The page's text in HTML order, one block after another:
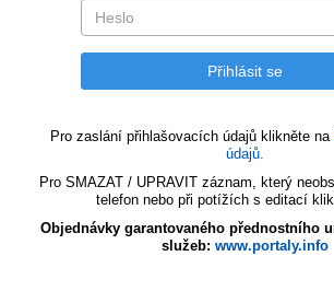
Pro zaslání přihlašovacích údajů klikněte na
údajů.
Pro SMAZAT / UPRAVIT záznam, který
telefon nebo při potížích s editací
Objednávky garantovaného přednostního
služeb: www.portaly.info